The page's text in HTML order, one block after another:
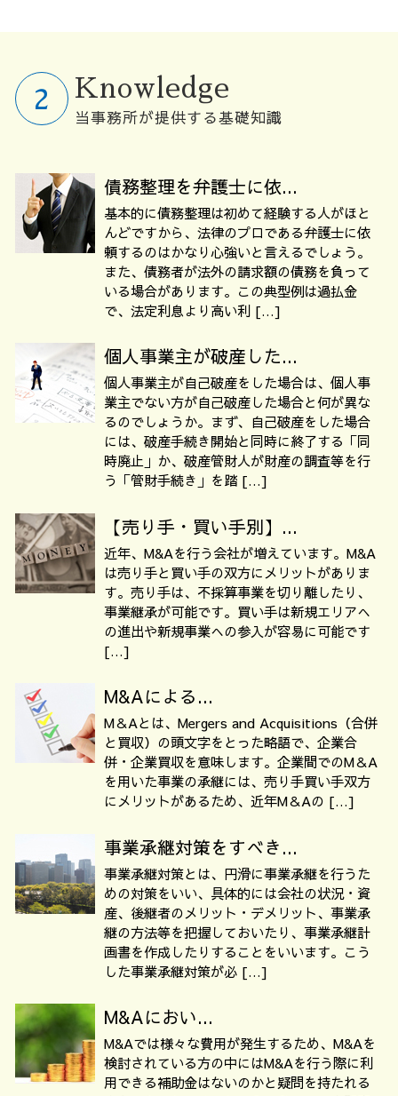
Knowledge
当事務所が提供する基礎知識
債務整理を弁護士に依...
基本的に債務整理は初めて経験する人がほと
んどですから、法律のプロである弁護士に依
頼するのはかなり心強いと言えるでしょう。
また、債務者が法外の請求額の債務を負って
いる場合があります。この典型例は過払金
で、法定利息より高い利 […]
個人事業主が破産した...
個人事業主が自己破産をした場合は、個人事
業主でない方が自己破産した場合と何が異な
るのでしょうか。まず、自己破産をした場合
には、破産手続き開始と同時に終了する「同
時廃止」か、破産管財人が財産の調査等を行
う「管財手続き」を踏 […]
【売り手・買い手別】...
近年、M&Aを行う会社が増えています。M&A
は売り手と買い手の双方にメリットがありま
す。売り手は、不採算事業を切り離したり、
事業継承が可能です。買い手は新規エリアへ
の進出や新規事業への参入が容易に可能です
[…]
M&Aによる...
M＆Aとは、Mergers and Acquisitions（合併
と買収）の頭文字をとった略語で、企業合
併・企業買収を意味します。企業間でのM＆A
を用いた事業の承継には、売り手買い手双方
にメリットがあるため、近年M＆Aの […]
事業承継対策をすべき...
事業承継対策とは、円滑に事業承継を行うた
めの対策をいい、具体的には会社の状況・資
産、後継者のメリット・デメリット、事業承
継の方法等を把握しておいたり、事業承継計
画書を作成したりすることをいいます。こう
した事業承継対策が必 […]
M&Aにおい...
M&Aでは様々な費用が発生するため、M&Aを
検討されている方の中にはM&Aを行う際に利
用できる補助金はないのかと疑問を持たれる